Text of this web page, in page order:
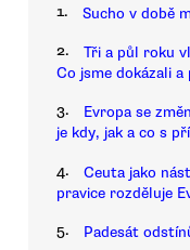
1. Sucho v době
2.
Tři a půl roku
Co jsme dokázali
3.
Evropa se
je kdy, jak a co s
4.
Ceuta jako
pravice rozděluje
5. Padesát